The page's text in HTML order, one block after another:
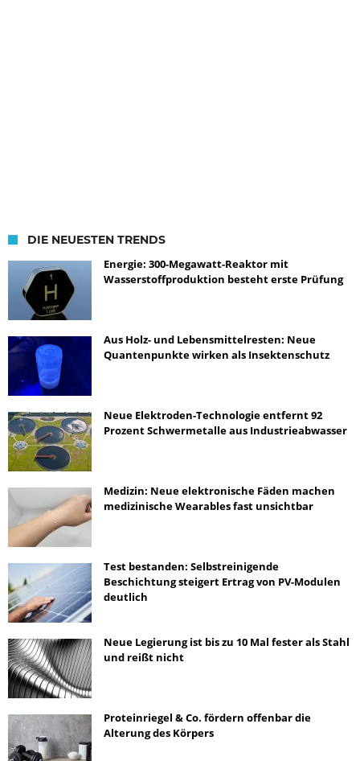
DIE NEUESTEN TRENDS
Energie: 300-Megawatt-Reaktor mit
Wasserstoffproduktion besteht erste Prüfung
Aus Holz- und Lebensmittelresten: Neue
Quantenpunkte wirken als Insektenschutz
Neue Elektroden-Technologie entfernt 92
Prozent Schwermetalle aus Industrieabwasser
Medizin: Neue elektronische Fäden machen
medizinische Wearables fast unsichtbar
Test bestanden: Selbstreinigende
Beschichtung steigert Ertrag von PV-Modulen
deutlich
Neue Legierung ist bis zu 10 Mal fester als Stahl
und reißt nicht
Proteinriegel & Co. fördern offenbar die
Alterung des Körpers